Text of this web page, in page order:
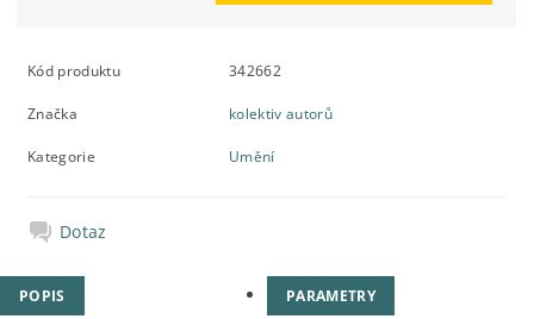
Kód produktu 342662
Značka kolektiv autorů
Kategorie Umění
Dotaz
POPIS PARAMETRY